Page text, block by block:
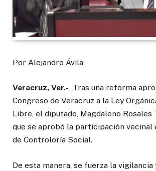
Por Alejandro Ávila
Veracruz, Ver.- Tras una reforma
Congreso de Veracruz a la Ley
Libre, el diputado, Magdaleno
que se aprobó la participación vecinal
de Controloría Social.
De esta manera, se fuerza la